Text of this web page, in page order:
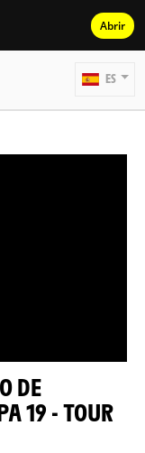
Abrir
ES
19 - TOUR